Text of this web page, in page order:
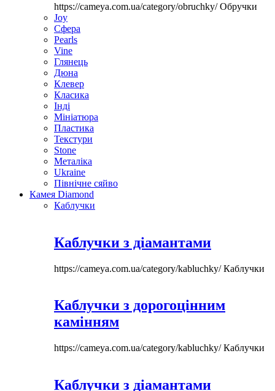
https://cameya.com.ua/category/obruchky/Обручки
Joy
Сфера
Pearls
Vine
Глянець
Дюна
Клевер
Класика
Інді
Мініатюра
Пластика
Текстури
Stone
Металіка
Ukraine
Північне сяйво
Камея Diamond
Каблучки
Каблучки з діамантами
https://cameya.com.ua/category/kabluchky/Каблучки
Каблучки з дорогоцінним
камінням
https://cameya.com.ua/category/kabluchky/Каблучки
Каблучки з діамантами